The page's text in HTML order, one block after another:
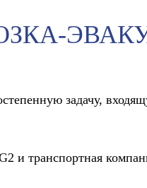
задачу,
и транспортная